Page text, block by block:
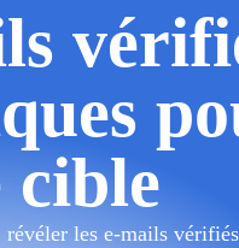
cible
les e-mails